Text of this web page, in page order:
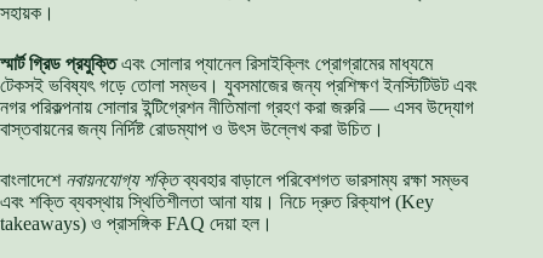
সহায়ক।
স্মার্ট গ্রিড প্রযুক্তিএবং সোলার প্যানেল রিসাইক্লিং প্রোগ্রামের মাধ্যমে
টেকসই ভবিষ্যৎ গড়ে তোলা সম্ভব। যুবসমাজের জন্য প্রশিক্ষণ ইনস্টিটিউট এবং
নগর পরিকল্পনায় সোলার ইন্টিগ্রেশন নীতিমালা গ্রহণ করা জরুরি — এসব উদ্যোগ
বাস্তবায়নের জন্য নির্দিষ্ট রোডম্যাপ ও উৎস উল্লেখ করা উচিত।
বাংলাদেশে নবায়নযোগ্য শক্তিব্যবহার বাড়ালে পরিবেশগত ভারসাম্য রক্ষা সম্ভব
এবং শক্তি ব্যবস্থায় স্থিতিশীলতা আনা যায়। নিচে দ্রুত রিক্যাপ (Key
takeaways) ও প্রাসঙ্গিক FAQ দেয়া হল।